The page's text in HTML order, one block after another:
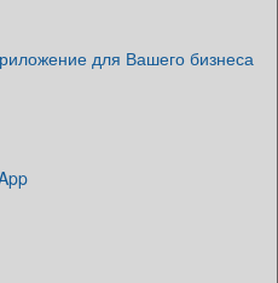
для Вашего бизнеса